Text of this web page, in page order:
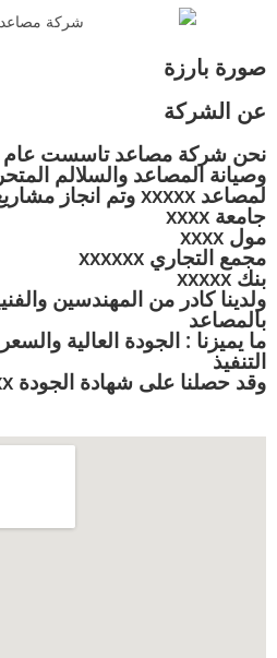
صورة بارزة
عن الشركة
وصيانة المصاعد والسلالم
لمصاعد xxxxx وتم انجاز مشاريع كبيرة ومتعدة نذكرمنها
جامعة xxxx
مول xxxx
مجمع التجاري xxxxxx
بنك xxxxx
ولدينا كادر من المهندسين
بالمصاعد
ما يميزنا : الجودة العالية
التنفيذ
وقد حصلنا على شهادة الجودة xxxxx